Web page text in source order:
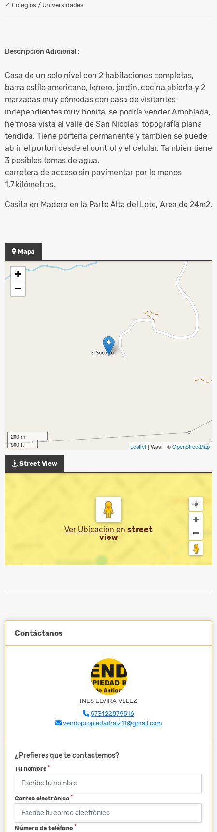
Colegios / Universidades
Descripción Adicional :
Casa de un solo nivel con 2 habitaciones completas,
barra estilo americano, leñero, jardín, cocina abierta y 2
marzadas muy cómodas con casa de visitantes
independientes muy bonita, se podría vender Amoblada,
hermosa vista al valle de San Nicolas, topografía plana
tendida. Tiene porteria permanente y tambien se puede
abrir el porton desde el control y el celular. Tambien tiene
3 posibles tomas de agua.
carretera de acceso sin pavimentar por lo menos
1.7 kilómetros.
Casita en Madera en la Parte Alta del Lote, Area de 24m2.
Mapa
+
−
200 m
500 ft
Leaflet | Wasi - ©OpenStreetMap
Street View
Ver Ubicación en street
view
Contáctanos
INES ELVIRA VELEZ
573122879516
vendopropiedadraiz11@gmail.com
¿Prefieres que te contactemos?
Tu nombre *
Correo electrónico *
Número de teléfono *